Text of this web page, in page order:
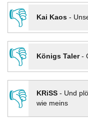
👎
Kai Kaos-
👎
Königs Taler-
👎
KRiSS- Und
wie meins